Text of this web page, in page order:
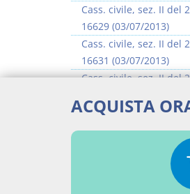
Cass. civile, sez. II del
16629 (03/07/2013)
Cass. civile, sez. II del
16631 (03/07/2013)
Cass. civile, sez. II del
Cass. civile, sez. II del
16637 (03/07/2013)
>> Vai all'argomento
ACQUISTA